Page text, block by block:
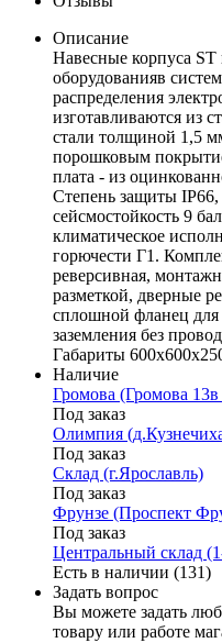
Описание
Навесные корпуса
оборудованияв
распределения
изготавливаются из
стали толщиной 1,5
порошковым
плата - из
Степень защиты
сейсмостойкость 9
климатическое
горючести Г1.
реверсивная,
разметкой, дверные
сплошной фланец для
заземления без
Габариты
Наличие
Громова (Громова 13в
Под заказ
Олимпия
Под заказ
Склад (г.Ярославль)
Под заказ
Фрунзе (Проспект
Под заказ
Центральный склад
Есть в наличии (131)
Задать вопрос
Вы можете задать
товару или работе